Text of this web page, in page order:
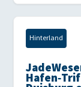
Hinterland